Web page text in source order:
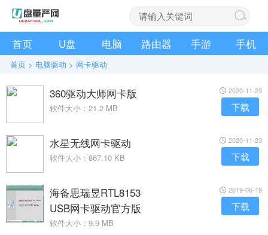
首页 U盘 电脑 路由器 手游 手机
首页 > 电脑驱动 > 网卡驱动
360驱动大师网卡版
软件大小：21.2 MB
2020-11-23
下载
水星无线网卡驱动
软件大小：867.10 KB
2020-11-23
下载
海备思瑞昱RTL8153
USB网卡驱动官方版
软件大小：9.9 MB
2019-06-19
下载